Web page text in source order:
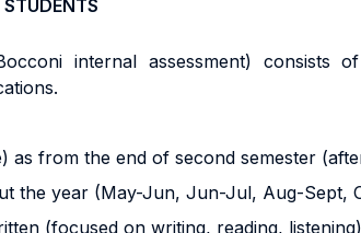
internal assessment) consists
as from the end of second semester
the year (May-Jun, Jun-Jul, Aug-Sept,
(focused on writing, reading,